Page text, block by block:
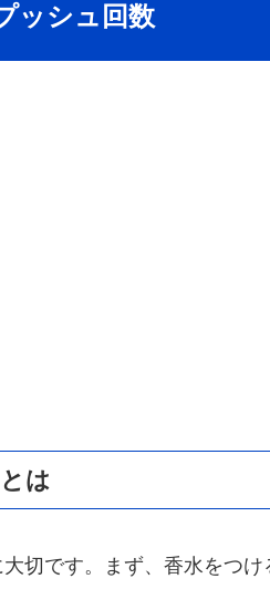
ッシュ回数
は
切です。まず、香水をつ